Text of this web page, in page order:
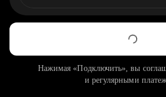
Нажимая «Подключить», вы
и регулярными